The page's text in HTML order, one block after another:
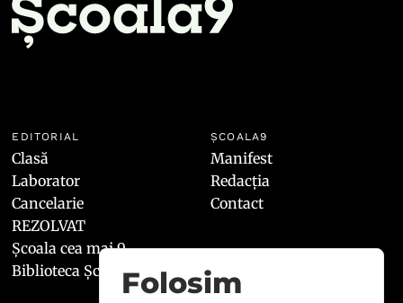
EDITORIAL
Clasă
Laborator
Cancelarie
REZOLVAT
Școala cea mai 9
Biblioteca Școala9
ȘCOALA9
Manifest
Redacția
Contact
Folosim